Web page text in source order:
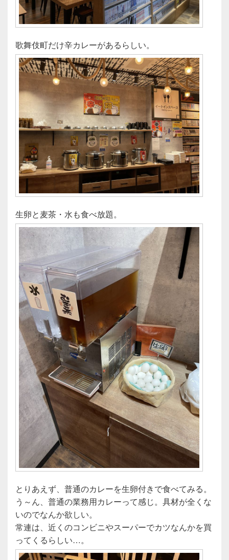
歌舞伎町だけ辛カレーがあるらしい。
生卵と麦茶・水も食べ放題。
とりあえず、普通のカレーを生卵付きで食べてみる。
う～ん、普通の業務用カレーって感じ。具材が全くな
いのでなんか欲しい。
常連は、近くのコンビニやスーパーでカツなんかを買
ってくるらしい…。